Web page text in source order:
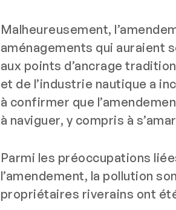
Malheureusement,
aménagements qui auraient
aux points d’ancrage
et de l’industrie nautique a
à confirmer que
à naviguer, y compris à
Parmi les préoccupations
l’amendement, la pollution
propriétaires riverains ont